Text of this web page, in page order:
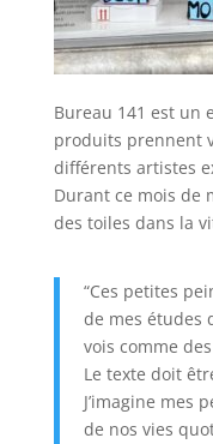
Bureau 141 est un
produits prennent
différents artistes
Durant ce mois de
des toiles dans la
“Ces petites
de mes études
vois comme
Le texte doit
J’imagine mes
de nos vies